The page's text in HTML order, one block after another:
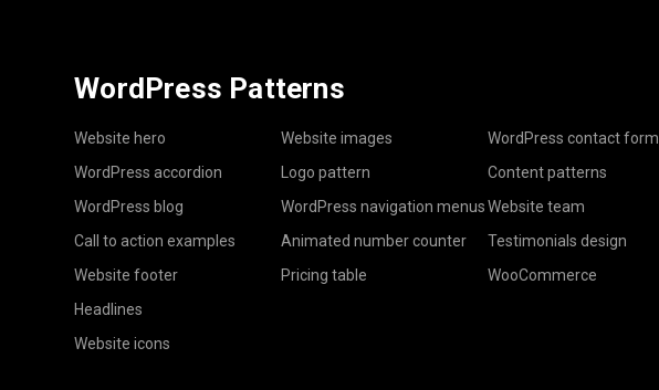
WordPress Patterns
Website hero
WordPress accordion
WordPress blog
Call to action examples
Website footer
Headlines
Website icons
Website images
Logo pattern
WordPress navigation menus
Animated number counter
Pricing table
WordPress contact form
Content patterns
Website team
Testimonials design
WooCommerce